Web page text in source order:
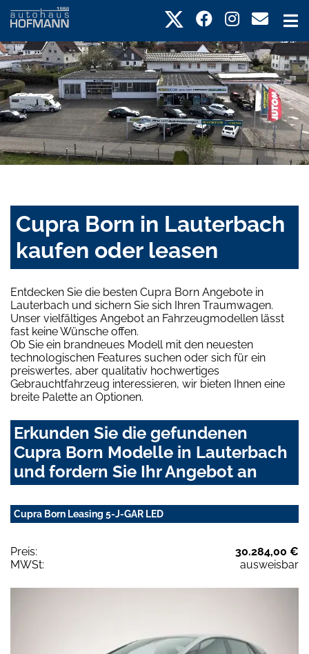
Cupra Born in Lauterbach
kaufen oder leasen
Entdecken Sie die besten Cupra Born Angebote in
Lauterbach und sichern Sie sich Ihren Traumwagen.
Unser vielfältiges Angebot an Fahrzeugmodellen lässt
fast keine Wünsche offen.
Ob Sie ein brandneues Modell mit den neuesten
technologischen Features suchen oder sich für ein
preiswertes, aber qualitativ hochwertiges
Gebrauchtfahrzeug interessieren, wir bieten Ihnen eine
breite Palette an Optionen.
Erkunden Sie die gefundenen
Cupra Born Modelle in Lauterbach
und fordern Sie Ihr Angebot an
Cupra Born Leasing 5-J-GAR LED
Preis:
30.284,00 €
MWSt:
ausweisbar